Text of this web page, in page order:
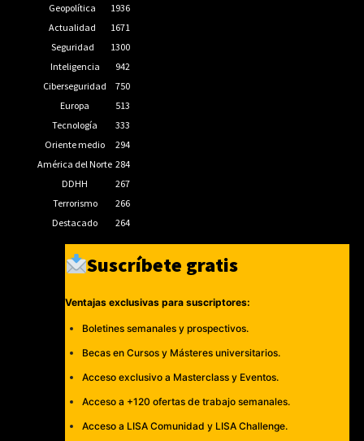
Geopolítica
1936
Actualidad
1671
Seguridad
1300
Inteligencia
942
Ciberseguridad
750
Europa
513
Tecnología
333
Oriente medio
294
América del Norte 284
DDHH
267
Terrorismo
266
Destacado
264
Suscríbete gratis
Ventajas exclusivas para suscriptores:
Boletines semanales y prospectivos.
Becas en Cursos y Másteres universitarios.
Acceso exclusivo a Masterclass y Eventos.
Acceso a +120 ofertas de trabajo semanales.
Acceso a LISA Comunidad y LISA Challenge.